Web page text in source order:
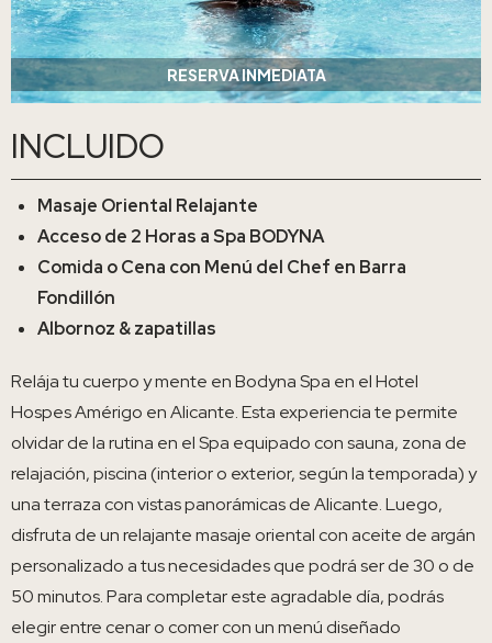
RESERVA INMEDIATA
INCLUIDO
Masaje Oriental Relajante
Acceso de 2 Horas a Spa BODYNA
Comida o Cena con Menú del Chef en Barra
Fondillón
Albornoz & zapatillas
Relája tu cuerpo y mente en Bodyna Spa en el Hotel
Hospes Amérigo en Alicante. Esta experiencia te permite
olvidar de la rutina en el Spa equipado con sauna, zona de
relajación, piscina (interior o exterior, según la temporada) y
una terraza con vistas panorámicas de Alicante. Luego,
disfruta de un relajante masaje oriental con aceite de argán
personalizado a tus necesidades que podrá ser de 30 o de
50 minutos. Para completar este agradable día, podrás
elegir entre cenar o comer con un menú diseñado